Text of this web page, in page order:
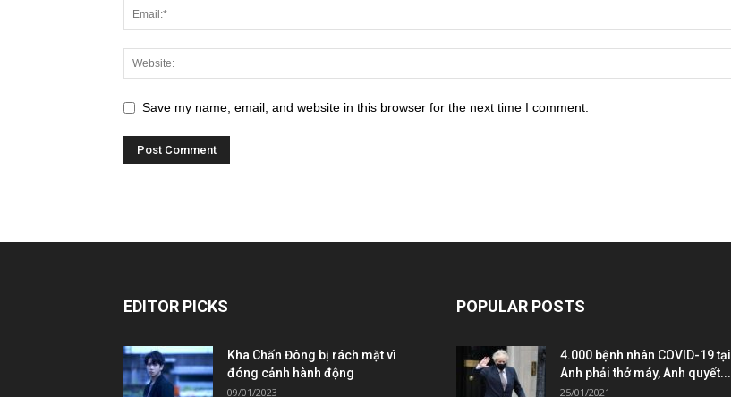
Save my name, email, and website in this browser for the next time I comment.
EDITOR PICKS
Kha Chấn Đông bị rách mặt vì
đóng cảnh hành động
09/01/2023
POPULAR POSTS
4.000 bệnh nhân COVID-19 tại
Anh phải thở máy, Anh quyết...
25/01/2021